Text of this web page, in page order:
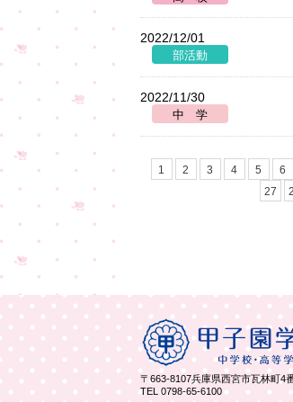
2022/12/01
2022/11/30
1 2 3 4 5 6
27
〒663-8107兵庫県西宮市瓦林町4
TEL 0798-65-6100